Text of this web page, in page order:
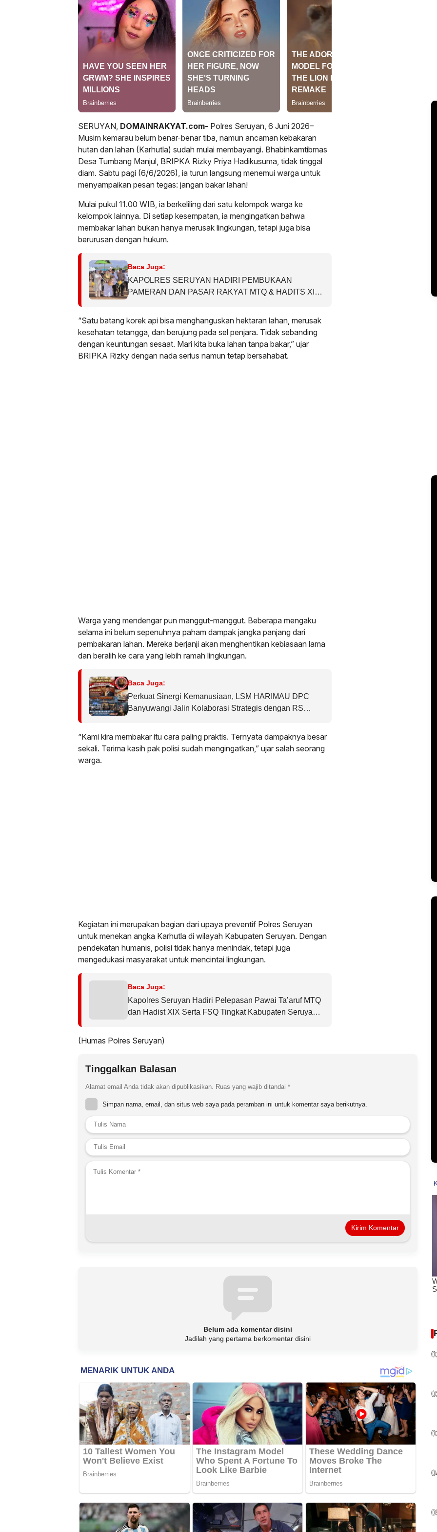
SERUYAN, DOMAINRAKYAT.com- Polres Seruyan, 6 Juni 2026–
Musim kemarau belum benar-benar tiba, namun ancaman kebakaran
hutan dan lahan (Karhutla) sudah mulai membayangi. Bhabinkamtibmas
Desa Tumbang Manjul, BRIPKA Rizky Priya Hadikusuma, tidak tinggal
diam. Sabtu pagi (6/6/2026), ia turun langsung menemui warga untuk
menyampaikan pesan tegas: jangan bakar lahan!
Mulai pukul 11.00 WIB, ia berkeliling dari satu kelompok warga ke
kelompok lainnya. Di setiap kesempatan, ia mengingatkan bahwa
membakar lahan bukan hanya merusak lingkungan, tetapi juga bisa
berurusan dengan hukum.
Baca Juga:
KAPOLRES SERUYAN HADIRI PEMBUKAAN
PAMERAN DAN PASAR RAKYAT MTQ & HADITS XIX
“Satu batang korek api bisa menghanguskan hektaran lahan, merusak
kesehatan tetangga, dan berujung pada sel penjara. Tidak sebanding
dengan keuntungan sesaat. Mari kita buka lahan tanpa bakar,” ujar
BRIPKA Rizky dengan nada serius namun tetap bersahabat.
Warga yang mendengar pun manggut-manggut. Beberapa mengaku
selama ini belum sepenuhnya paham dampak jangka panjang dari
pembakaran lahan. Mereka berjanji akan menghentikan kebiasaan lama
dan beralih ke cara yang lebih ramah lingkungan.
Baca Juga:
Perkuat Sinergi Kemanusiaan, LSM HARIMAU DPC
Banyuwangi Jalin Kolaborasi Strategis dengan RS
“Kami kira membakar itu cara paling praktis. Ternyata dampaknya besar
sekali. Terima kasih pak polisi sudah mengingatkan,” ujar salah seorang
warga.
Kegiatan ini merupakan bagian dari upaya preventif Polres Seruyan
untuk menekan angka Karhutla di wilayah Kabupaten Seruyan. Dengan
pendekatan humanis, polisi tidak hanya menindak, tetapi juga
mengedukasi masyarakat untuk mencintai lingkungan.
Baca Juga:
Kapolres Seruyan Hadiri Pelepasan Pawai Ta’aruf MTQ
dan Hadist XlX Serta FSQ Tingkat Kabupaten Seruyan
(Humas Polres Seruyan)
Tinggalkan Balasan
Alamat email Anda tidak akan dipublikasikan. Ruas yang wajib ditandai *
Simpan nama, email, dan situs web saya pada peramban ini untuk komentar saya berikutnya.
Belum ada komentar disini
Jadilah yang pertama berkomentar disini